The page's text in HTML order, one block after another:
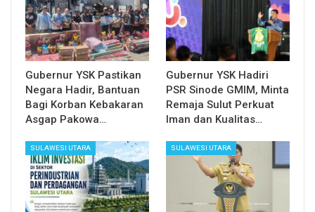
Gubernur YSK Pastikan
Negara Hadir, Bantuan
Bagi Korban Kebakaran
Asgap Pakowa…
Gubernur YSK Hadiri
PSR Sinode GMIM, Minta
Remaja Sulut Perkuat
Iman dan Kualitas…
SULAWESI UTARA SULAWESI UTARA